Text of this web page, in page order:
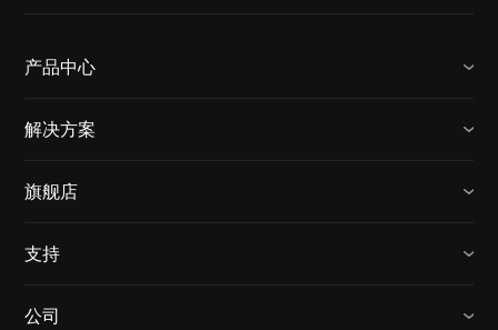
产品中心
解决方案
旗舰店
支持
公司